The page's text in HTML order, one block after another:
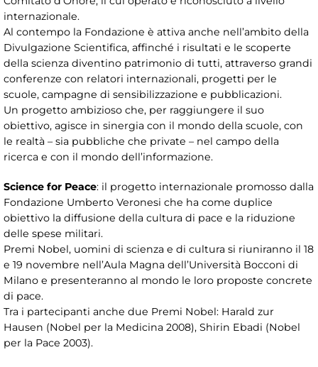
internazionale.
Al contempo la Fondazione è attiva anche nell’ambito della
Divulgazione Scientifica, affinché i risultati e le scoperte
della scienza diventino patrimonio di tutti, attraverso grandi
conferenze con relatori internazionali, progetti per le
scuole, campagne di sensibilizzazione e pubblicazioni.
Un progetto ambizioso che, per raggiungere il suo
obiettivo, agisce in sinergia con il mondo della scuole, con
le realtà – sia pubbliche che private – nel campo della
ricerca e con il mondo dell’informazione.
Science for Peace: il progetto internazionale promosso dalla
Fondazione Umberto Veronesi che ha come duplice
obiettivo la diffusione della cultura di pace e la riduzione
delle spese militari.
Premi Nobel, uomini di scienza e di cultura si riuniranno il 18
e 19 novembre nell’Aula Magna dell’Università Bocconi di
Milano e presenteranno al mondo le loro proposte concrete
di pace.
Tra i partecipanti anche due Premi Nobel: Harald zur
Hausen (Nobel per la Medicina 2008), Shirin Ebadi (Nobel
per la Pace 2003).